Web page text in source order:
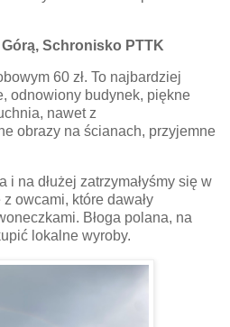
Schronisko PTTK
60 zł. To najbardziej
odnowiony budynek, piękne
nawet z
obrazy na ścianach, przyjemne
i na dłużej zatrzymałyśmy się w
owcami, które dawały
Błoga polana, na
lokalne wyroby.